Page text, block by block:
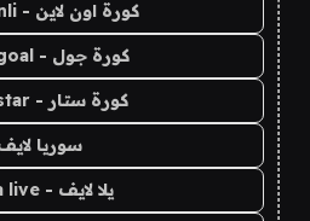
كورة اون لاين - kora onli
كورة جول - kora goal
كورة ستار - kora star
سوريا
يلا لايف - yalla live